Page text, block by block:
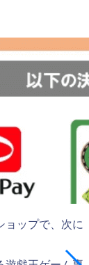
ョップで、次に